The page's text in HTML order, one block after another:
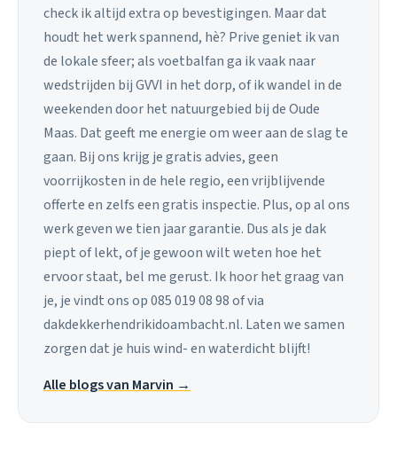
check ik altijd extra op bevestigingen. Maar dat
houdt het werk spannend, hè? Prive geniet ik van
de lokale sfeer; als voetbalfan ga ik vaak naar
wedstrijden bij GVVI in het dorp, of ik wandel in de
weekenden door het natuurgebied bij de Oude
Maas. Dat geeft me energie om weer aan de slag te
gaan. Bij ons krijg je gratis advies, geen
voorrijkosten in de hele regio, een vrijblijvende
offerte en zelfs een gratis inspectie. Plus, op al ons
werk geven we tien jaar garantie. Dus als je dak
piept of lekt, of je gewoon wilt weten hoe het
ervoor staat, bel me gerust. Ik hoor het graag van
je, je vindt ons op 085 019 08 98 of via
dakdekkerhendrikidoambacht.nl. Laten we samen
zorgen dat je huis wind- en waterdicht blijft!
Alle blogs van Marvin →